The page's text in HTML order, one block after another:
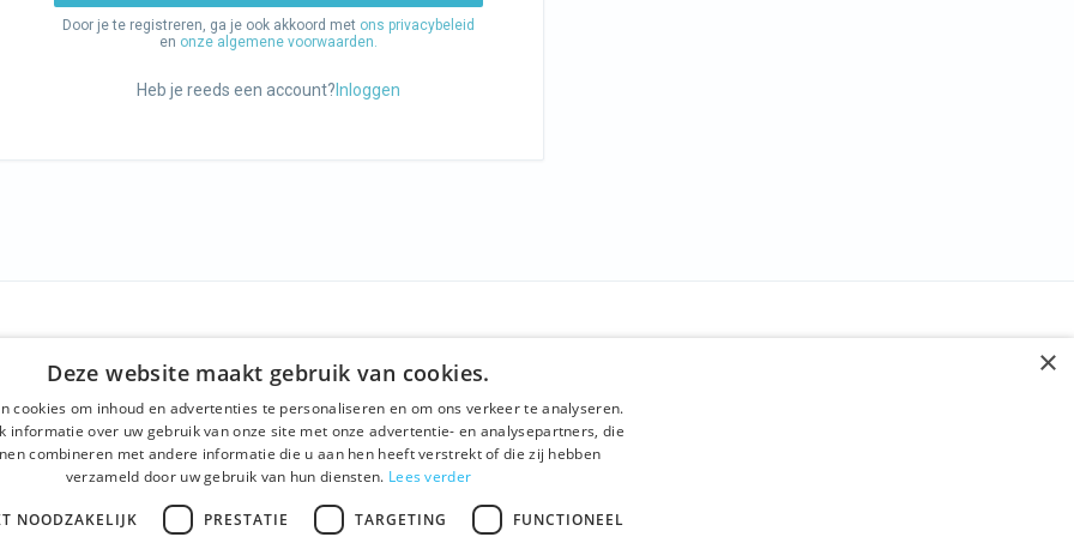
Door je te registreren, ga je ook akkoord met ons privacybeleid
en onze algemene voorwaarden.
Heb je reeds een account? Inloggen
voorwaarden
Rondleidingen
Dagprogramma
Ghent History Tour
Activiteiten
Instagram
LinkedIn
×
Deze website maakt gebruik van cookies.
cookies om inhoud en advertenties te personaliseren en om ons verkeer te analyseren.
informatie over uw gebruik van onze site met onze advertentie- en analysepartners, die
combineren met andere informatie die u aan hen heeft verstrekt of die zij hebben
verzameld door uw gebruik van hun diensten. Lees verder
NOODZAKELIJK PRESTATIE TARGETING FUNCTIONEEL